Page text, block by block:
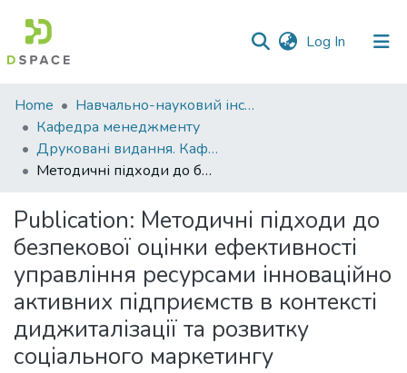
Log In (current)
Communities
&
Collections
All of DSpace
Statistics
Home
Навчально-науковий інститут економіки, управління, права та інформаційних технологій
Кафедра менеджменту
Друковані видання. Кафедра менеджменту ім. І.А. Маркіної
Методичні підходи до безпекової оцінки ефективності управління ресурсами інноваційно активних підприємств в контексті диджиталізації та розвитку соціального маркетингу
Publication: Методичні підходи до
безпекової оцінки ефективності
управління ресурсами інноваційно
активних підприємств в контексті
диджиталізації та розвитку
соціального маркетингу